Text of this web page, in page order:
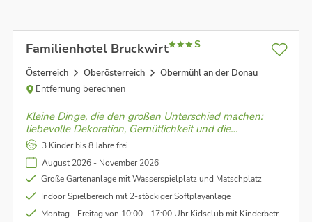
Familienhotel Bruckwirt S
Österreich Oberösterreich
Obermühl an der Donau
Entfernung berechnen
Kleine Dinge, die den großen Unterschied machen:
liebevolle Dekoration, Gemütlichkeit und die
persönliche Betreuung durch Familie Steininger von
der Ankunft bis zur Abreise.
3 Kinder bis 8 Jahre frei
August 2026 - November 2026
Große Gartenanlage mit Wasserspielplatz und Matschplatz
Indoor Spielbereich mit 2-stöckiger Softplayanlage
Montag - Freitag von 10:00 - 17:00 Uhr Kidsclub mit Kinderbetreuung für Kinder ab 3 Jahren